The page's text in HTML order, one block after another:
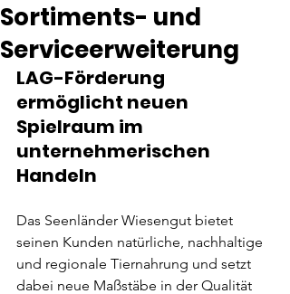
Sortiments- und
Serviceerweiterung
LAG-Förderung
ermöglicht neuen
Spielraum im
unternehmerischen
Handeln
Das Seenländer Wiesengut bietet
seinen Kunden natürliche, nachhaltige
und regionale Tiernahrung und setzt
dabei neue Maßstäbe in der Qualität